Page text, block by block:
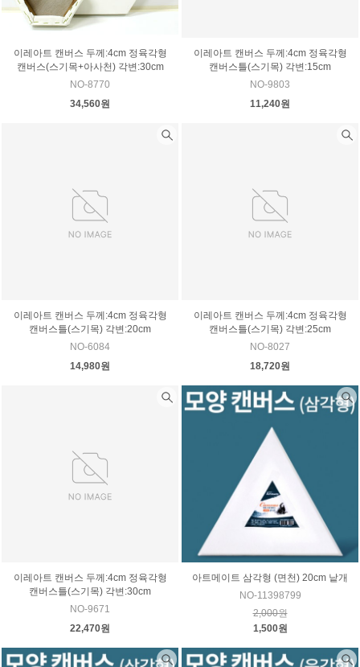
이레아트 캔버스 두께:4cm 정육각형
캔버스(스기목+아사천) 각변:30cm
NO-8770
34,560원
이레아트 캔버스 두께:4cm 정육각형
캔버스틀(스기목) 각변:15cm
NO-9803
11,240원
이레아트 캔버스 두께:4cm 정육각형
캔버스틀(스기목) 각변:20cm
NO-6084
14,980원
이레아트 캔버스 두께:4cm 정육각형
캔버스틀(스기목) 각변:25cm
NO-8027
18,720원
이레아트 캔버스 두께:4cm 정육각형
캔버스틀(스기목) 각변:30cm
NO-9671
22,470원
아트메이트 삼각형 (면천) 20cm 낱개
NO-11398799
2,000원
1,500원